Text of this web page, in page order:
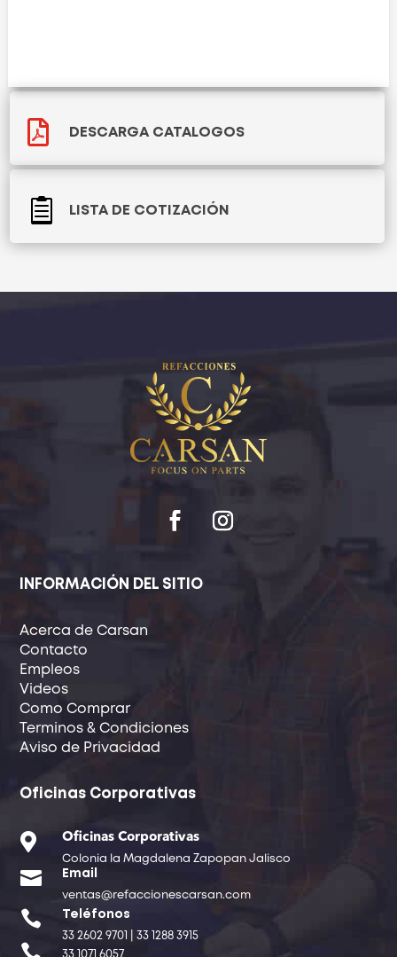
 DESCARGA CATALOGOS
 LISTA DE COTIZACIÓN
INFORMACIÓN DEL SITIO
Acerca de Carsan
Contacto
Empleos
Videos
Como Comprar
Terminos & Condiciones
Aviso de Privacidad
Oficinas Corporativas
 Oficinas Corporativas
Colonia la Magdalena Zapopan Jalisco
 Email
ventas@refaccionescarsan.com
 Teléfonos
33 2602 9701 | 33 1288 3915
 33 1071 6057